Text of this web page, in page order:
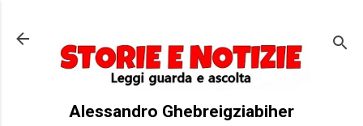
Alessandro Ghebreigziabiher